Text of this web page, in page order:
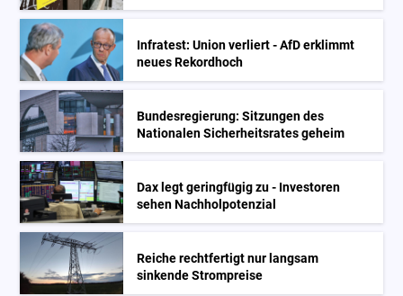
Infratest: Union verliert - AfD erklimmt
neues Rekordhoch
Bundesregierung: Sitzungen des
Nationalen Sicherheitsrates geheim
Dax legt geringfügig zu - Investoren
sehen Nachholpotenzial
Reiche rechtfertigt nur langsam
sinkende Strompreise